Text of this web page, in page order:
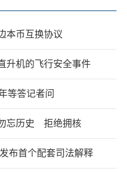
本币互换协议
升机的飞行安全事件
等答记者问
忘历史 拒绝拥核
布首个配套司法解释